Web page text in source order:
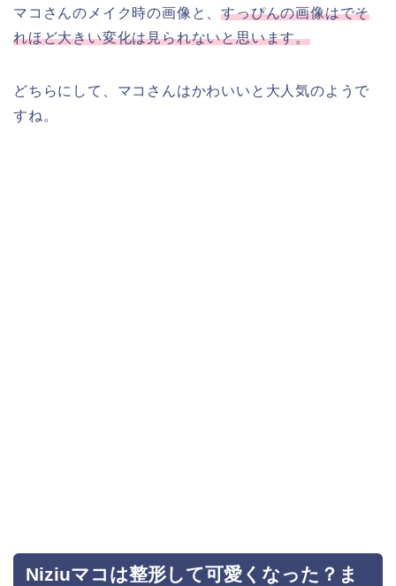
マコさんのメイク時の画像と、すっぴんの画像はでそ
れほど大きい変化は見られないと思います。
どちらにして、マコさんはかわいいと大人気のようで
すね。
Niziuマコは整形して可愛くなった？ま